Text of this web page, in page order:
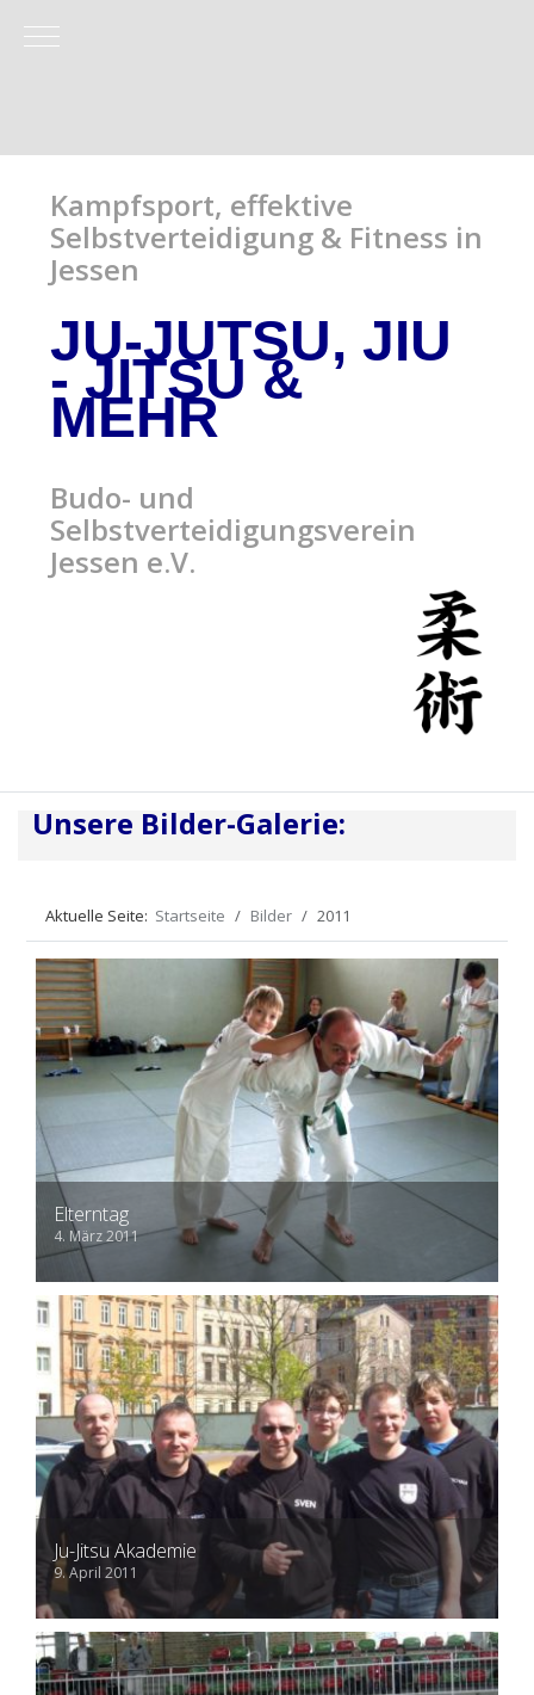
Mobile Menu Toggle
Kampfsport, effektive
Selbstverteidigung & Fitness in
Jessen
JU-JUTSU, JIU
- JITSU&
MEHR
Budo- und
Selbstverteidigungsverein
Jessen e.V.
Unsere Bilder-Galerie:
Aktuelle Seite: Startseite Bilder 2011
Elterntag
4. März 2011
Ju-Jitsu Akademie
9. April 2011